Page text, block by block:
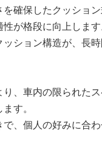
確保したクッショ
が格段に向上します
ション構造が、長
、車内の限られた
す。
、個人の好みに合